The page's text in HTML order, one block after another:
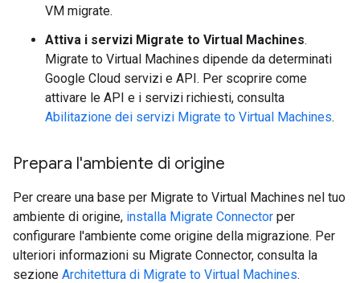
VM migrate.
Attiva i servizi Migrate to Virtual Machines.
Migrate to Virtual Machines dipende da determinati
Google Cloud servizi e API. Per scoprire come
attivare le API e i servizi richiesti, consulta
Abilitazione dei servizi Migrate to Virtual Machines.
Prepara l'ambiente di origine
Per creare una base per Migrate to Virtual Machines nel tuo
ambiente di origine, installa Migrate Connector per
configurare l'ambiente come origine della migrazione. Per
ulteriori informazioni su Migrate Connector, consulta la
sezione Architettura di Migrate to Virtual Machines.